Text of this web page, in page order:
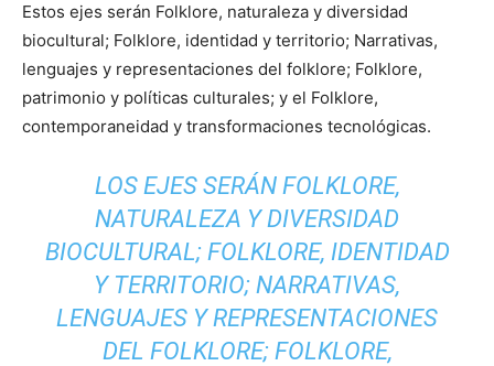
Estos ejes serán Folklore, naturaleza y diversidad
biocultural; Folklore, identidad y territorio; Narrativas,
lenguajes y representaciones del folklore; Folklore,
patrimonio y políticas culturales; y el Folklore,
contemporaneidad y transformaciones tecnológicas.
LOS EJES SERÁN FOLKLORE,
NATURALEZA Y DIVERSIDAD
BIOCULTURAL; FOLKLORE, IDENTIDAD
Y TERRITORIO; NARRATIVAS,
LENGUAJES Y REPRESENTACIONES
DEL FOLKLORE; FOLKLORE,